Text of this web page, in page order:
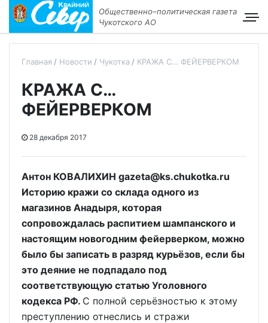
Общественно–политическая газета
Чукотского АО
Главная Новости Чукотка КРАЖА С… ФЕЙЕРВЕРКОМ
КРАЖА С…
ФЕЙЕРВЕРКОМ
28 декабря 2017
Антон КОВАЛИХИН gazeta@ks.chukotka.ru
Историю кражи со склада одного из
магазинов Анадыря, которая
сопровождалась распитием шампанского и
настоящим новогодним фейерверком, можно
было бы записать в разряд курьёзов, если бы
это деяние не подпадало под
соответствующую статью Уголовного
кодекса РФ. С полной серьёзностью к этому
преступлению отнеслись и стражи